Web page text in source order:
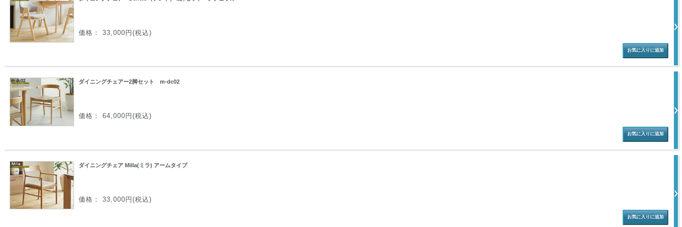
価格： 33,000円(税込)
ダイニングチェアー2脚セット m-dc02
価格： 64,000円(税込)
ダイニングチェア Milla(ミラ) アームタイプ
価格： 33,000円(税込)